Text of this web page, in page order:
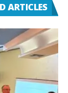
ARTICLES